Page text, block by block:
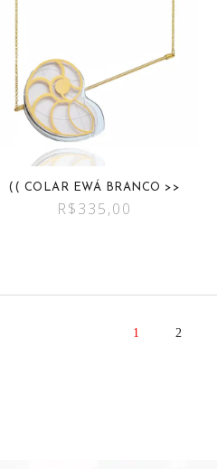
(( COLAR EWÁ BRANCO >>
R$335,00
1 2